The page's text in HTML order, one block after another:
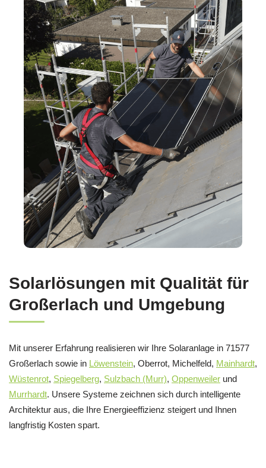
Solarlösungen mit Qualität für
Großerlach und Umgebung
Mit unserer Erfahrung realisieren wir Ihre Solaranlage in 71577
Großerlach sowie in Löwenstein, Oberrot, Michelfeld, Mainhardt,
Wüstenrot, Spiegelberg, Sulzbach (Murr), Oppenweiler und
Murrhardt. Unsere Systeme zeichnen sich durch intelligente
Architektur aus, die Ihre Energieeffizienz steigert und Ihnen
langfristig Kosten spart.